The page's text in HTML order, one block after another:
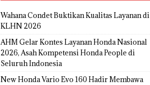
Wahana Condet Buktikan Kualitas Layanan di
KLHN 2026
AHM Gelar Kontes Layanan Honda Nasional
2026, Asah Kompetensi Honda People di
Seluruh Indonesia
New Honda Vario Evo 160 Hadir Membawa